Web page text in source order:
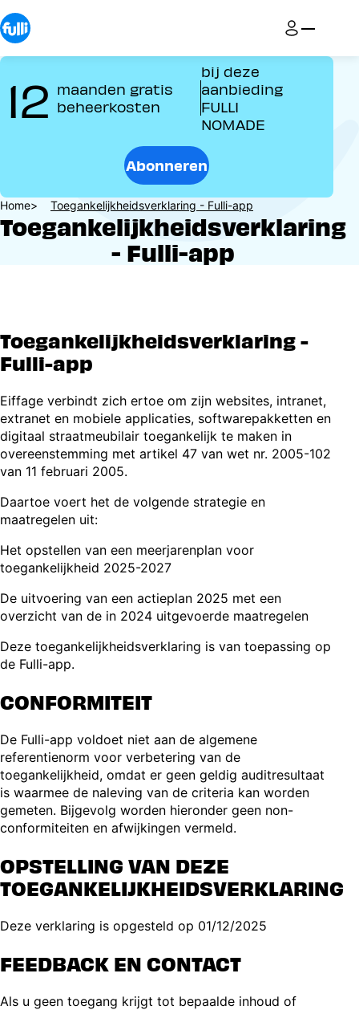
Overslaan
en
naar
de
gaan
12 maanden gratis
beheerkosten
bij deze
aanbieding
FULLI
NOMADE
Abonneren
Kruimelpad
Home Toegankelijkheidsverklaring - Fulli-app
Toegankelijkheidsverklaring
- Fulli-app
Toegankelijkheidsverklaring -
Fulli-app
Eiffage verbindt zich ertoe om zijn websites, intranet,
extranet en mobiele applicaties, softwarepakketten en
digitaal straatmeubilair toegankelijk te maken in
overeenstemming met artikel 47 van wet nr. 2005-102
van 11 februari 2005.
Daartoe voert het de volgende strategie en
maatregelen uit:
Het opstellen van een meerjarenplan voor
toegankelijkheid 2025-2027
De uitvoering van een actieplan 2025 met een
overzicht van de in 2024 uitgevoerde maatregelen
Deze toegankelijkheidsverklaring is van toepassing op
de Fulli-app.
CONFORMITEIT
De Fulli-app voldoet niet aan de algemene
referentienorm voor verbetering van de
toegankelijkheid, omdat er geen geldig auditresultaat
is waarmee de naleving van de criteria kan worden
gemeten. Bijgevolg worden hieronder geen non-
conformiteiten en afwijkingen vermeld.
OPSTELLING VAN DEZE
TOEGANKELIJKHEIDSVERKLARING
Deze verklaring is opgesteld op 01/12/2025
FEEDBACK EN CONTACT
Als u geen toegang krijgt tot bepaalde inhoud of